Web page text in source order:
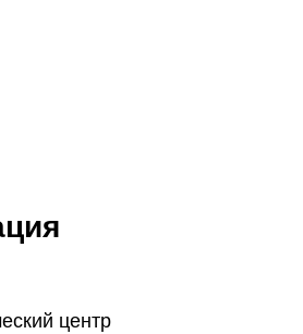
центр